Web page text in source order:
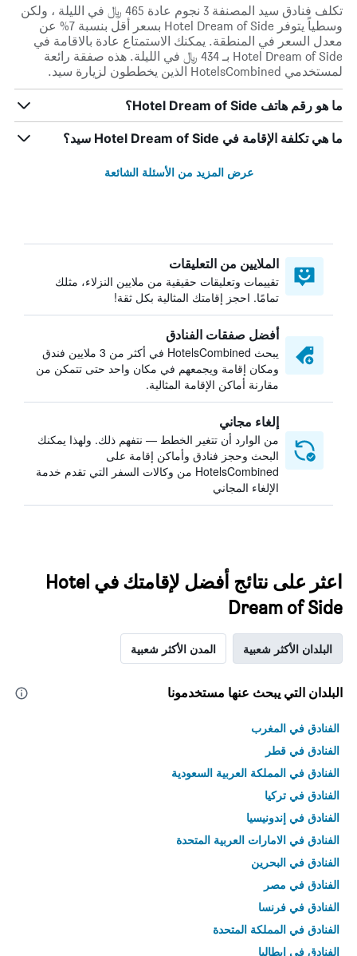
تكلف فنادق سيد المصنفة 3 نجوم عادة 465 ﷼ في الليلة ، ولكن
وسطياً يتوفر Hotel Dream of Side بسعر أقل بنسبة 7% عن
معدل السعر في المنطقة. يمكنك الاستمتاع عادة بالاقامة في
Hotel Dream of Side بـ 434 ﷼ في الليلة. هذه صفقة رائعة
لمستخدمي HotelsCombined الذين يخططون لزيارة سيد.
ما هو رقم هاتف Hotel Dream of Side؟
ما هي تكلفة الإقامة في Hotel Dream of Side سيد؟
عرض المزيد من الأسئلة الشائعة
الملايين من التعليقات
تقييمات وتعليقات حقيقية من ملايين النزلاء، مثلك
تمامًا. احجز إقامتك المثالية بكل ثقة!
أفضل صفقات الفنادق
يبحث HotelsCombined في أكثر من 3 ملايين فندق
ومكان إقامة ويجمعهم في مكان واحد حتى تتمكن من
مقارنة أماكن الإقامة المثالية.
إلغاء مجاني
من الوارد أن تتغير الخطط — نتفهم ذلك. ولهذا يمكنك
البحث وحجز فنادق وأماكن إقامة على
HotelsCombined من وكالات السفر التي تقدم خدمة
الإلغاء المجاني
اعثر على نتائج أفضل لإقامتك في Hotel
Dream of Side
البلدان الأكثر شعبية المدن الأكثر شعبية
البلدان التي يبحث عنها مستخدمونا
الفنادق في المغرب
الفنادق في قطر
الفنادق في المملكة العربية السعودية
الفنادق في تركيا
الفنادق في إندونيسيا
الفنادق في الامارات العربية المتحدة
الفنادق في البحرين
الفنادق في مصر
الفنادق في فرنسا
الفنادق في المملكة المتحدة
الفنادق في إيطاليا